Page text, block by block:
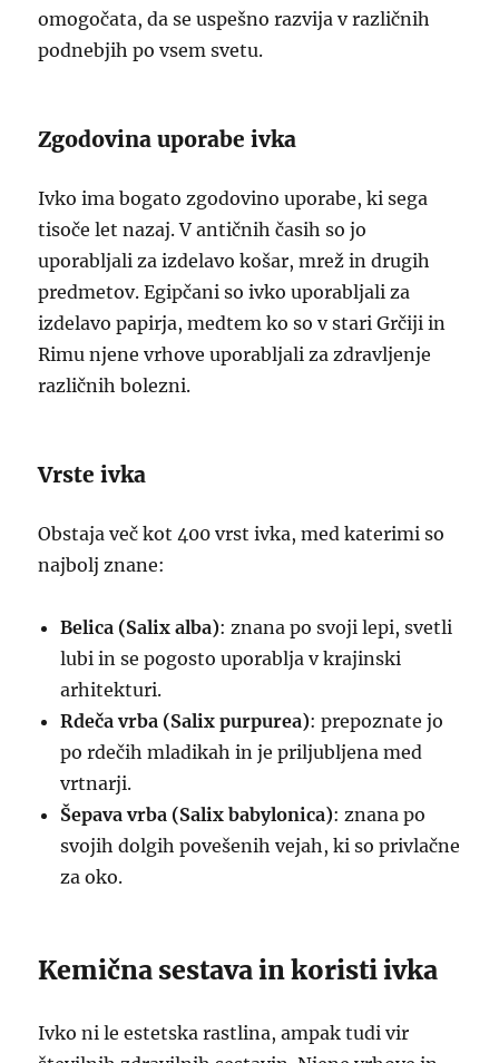
omogočata, da se uspešno razvija v različnih
podnebjih po vsem svetu.
Zgodovina uporabe ivka
Ivko ima bogato zgodovino uporabe, ki sega
tisoče let nazaj. V antičnih časih so jo
uporabljali za izdelavo košar, mrež in drugih
predmetov. Egipčani so ivko uporabljali za
izdelavo papirja, medtem ko so v stari Grčiji in
Rimu njene vrhove uporabljali za zdravljenje
različnih bolezni.
Vrste ivka
Obstaja več kot 400 vrst ivka, med katerimi so
najbolj znane:
Belica (Salix alba): znana po svoji lepi, svetli
lubi in se pogosto uporablja v krajinski
arhitekturi.
Rdeča vrba (Salix purpurea): prepoznate jo
po rdečih mladikah in je priljubljena med
vrtnarji.
Šepava vrba (Salix babylonica): znana po
svojih dolgih povešenih vejah, ki so privlačne
za oko.
Kemična sestava in koristi ivka
Ivko ni le estetska rastlina, ampak tudi vir